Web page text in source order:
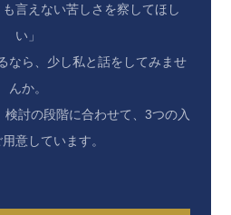
も言えない苦しさを察してほし
い」
なら、少し私と話をしてみませ
んか。
討の段階に合わせて、3つの入
意しています。